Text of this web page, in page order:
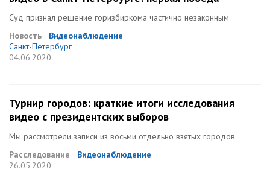
Суд признал решение горизбиркома частично незаконным
Новость
Видеонаблюдение
Санкт-Петербург
04.06.2020
Турнир городов: краткие итоги исследования
видео с президентских выборов
Мы рассмотрели записи из восьми отдельно взятых городов
Расследование
Видеонаблюдение
26.05.2020